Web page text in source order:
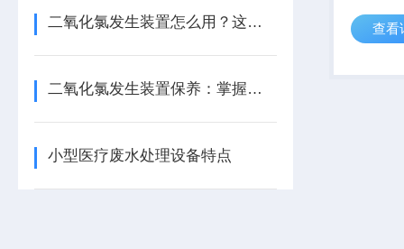
二氧化氯发生装置怎么用？这份实操指南，让新手也能轻松上手！
二氧化氯发生装置保养：掌握这几招，让设备稳效运行更省心！
小型医疗废水处理设备特点
化工、
要有溶
查看